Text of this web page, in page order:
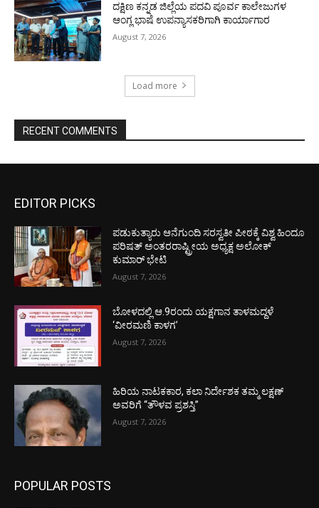
ದಕ್ಷಿಣ ಕನ್ನಡ ಜಿಲ್ಲೆಯ ಪದವಿ ಪೂರ್ವ ಕಾಲೇಜುಗಳ
ಆಂಗ್ಲ ಭಾಷೆ ಉಪನ್ಯಾಸಕರಿಗಾಗಿ ಕಾರ್ಯಾಗಾರ
August 7, 2026
Load more
RECENT COMMENTS
EDITOR PICKS
ಪಡುಕುತ್ಯಾರು ಆನೆಗುಂದಿ ಸರಸ್ವತೀ ಪೀಠಕ್ಕೆ ವಿಶ್ವ ಹಿಂದೂ
ಪರಿಷತ್ ಅಂತರರಾಷ್ಟ್ರೀಯ ಅಧ್ಯಕ್ಷ ಅಲೋಕ್
ಕುಮಾರ್ ಭೇಟಿ
August 7, 2026
ಬೋಳದಲ್ಲಿ ಆ.9ರಂದು ಯಕ್ಷಗಾನ ತಾಳಮದ್ದಳೆ
‘ವೀರಮಣಿ ಕಾಳಗ’
August 7, 2026
ಹಿರಿಯ ನಾಟಕಕಾರ, ಕಲಾ ನಿರ್ದೇಶಕ ತಮ್ಮ ಲಕ್ಷಣ್
ಅವರಿಗೆ “ತೌಳವ ಪ್ರಶಸ್ತಿ”
August 7, 2026
POPULAR POSTS